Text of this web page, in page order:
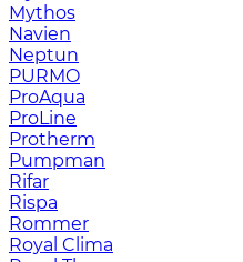
Mythos
Navien
Neptun
PURMO
ProAqua
ProLine
Protherm
Pumpman
Rifar
Rispa
Rommer
Royal Clima